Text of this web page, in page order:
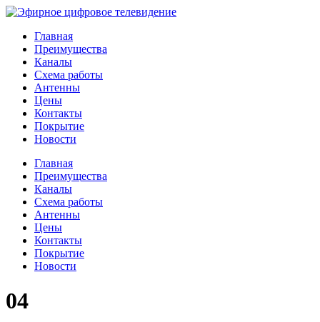
Главная
Преимущества
Каналы
Схема работы
Антенны
Цены
Контакты
Покрытие
Новости
Главная
Преимущества
Каналы
Схема работы
Антенны
Цены
Контакты
Покрытие
Новости
04